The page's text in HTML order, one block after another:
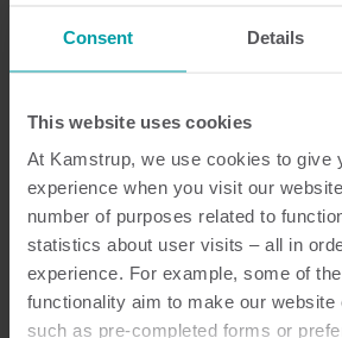
Consent Details
This website uses cookies
At Kamstrup, we use cookies to give
experience when you visit our
number of purposes related to
statistics about user visits – all in
experience. For example, some of
functionality aim to make our website
such as pre-completed forms or